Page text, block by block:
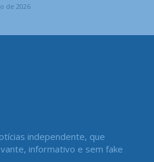
de 2026
independente, que
informativo e sem fake